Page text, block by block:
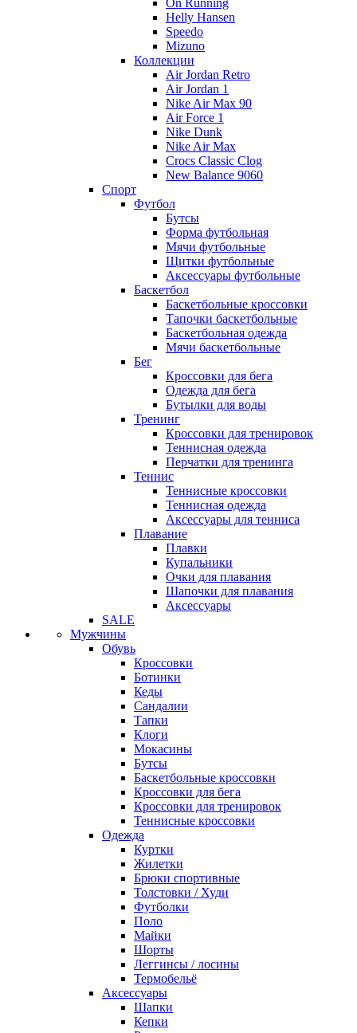
Helly Hansen
Speedo
Mizuno
Коллекции
Air Jordan Retro
Air Jordan 1
Nike Air Max 90
Air Force 1
Nike Dunk
Nike Air Max
Crocs Classic Clog
New Balance 9060
Спорт
Футбол
Бутсы
Форма футбольная
Мячи футбольные
Щитки футбольные
Аксессуары футбольные
Баскетбол
Баскетбольные кроссовки
Тапочки баскетбольные
Баскетбольная одежда
Мячи баскетбольные
Бег
Кроссовки для бега
Одежда для бега
Бутылки для воды
Тренинг
Кроссовки для тренировок
Теннисная одежда
Перчатки для тренинга
Теннис
Теннисные кроссовки
Теннисная одежда
Аксессуары для тенниса
Плавание
Плавки
Купальники
Очки для плавания
Шапочки для плавания
Аксессуары
SALE
Мужчины
Обувь
Кроссовки
Ботинки
Кеды
Сандалии
Тапки
Клоги
Мокасины
Бутсы
Баскетбольные кроссовки
Кроссовки для бега
Кроссовки для тренировок
Теннисные кроссовки
Одежда
Куртки
Жилетки
Брюки спортивные
Толстовки / Худи
Футболки
Поло
Майки
Шорты
Леггинсы / лосины
Термобельё
Аксессуары
Шапки
Кепки